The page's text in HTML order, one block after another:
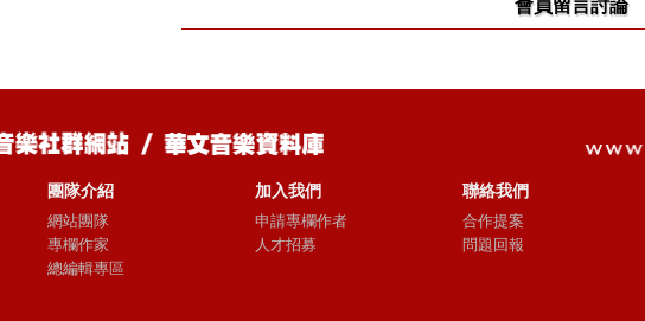
會員留言討論
團隊介紹
網站團隊
專欄作家
總編輯專區
加入我們
申請專欄作者
人才招募
聯絡我們
合作提案
問題回報